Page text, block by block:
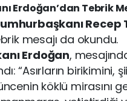
Erdoğan’dan Tebrik
Recep
mesajı da okundu.
Erdoğan,
“Asırların birikimini,
köklü mirasını